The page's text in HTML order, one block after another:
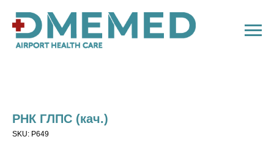
РНК ГЛПС (кач.)
SKU: P649